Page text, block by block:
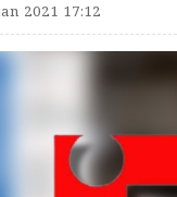
2021 17:12